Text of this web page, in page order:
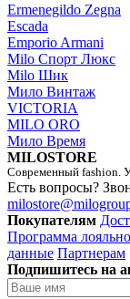
Ermenegildo Zegna
Escada
Emporio Armani
Milo Спорт Люкс
Milo Шик
Мило Винтаж
VICTORIA
MILO ORO
Мило Время
MILOSTORE
Современный fashion.
Есть вопросы?
Покупателям
Программа
данные Партнерам
Подпишитесь на